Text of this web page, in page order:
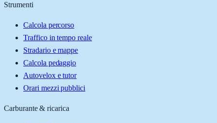
Strumenti
Calcola percorso
Traffico in tempo reale
Stradario e mappe
Calcola pedaggio
Autovelox e tutor
Orari mezzi pubblici
Carburante & ricarica